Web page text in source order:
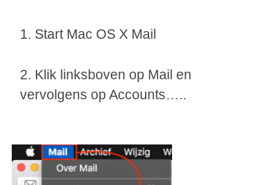
1. Start Mac OS X Mail
2. Klik linksboven op Mail en
vervolgens op Accounts…..